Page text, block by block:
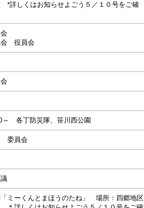
詳しくはお知らせよごう５／１０号をご確
会 役員会
各丁防災隊、笹川西公園
委員会
ミーくんとまほうのたね」 場所：四郷地区